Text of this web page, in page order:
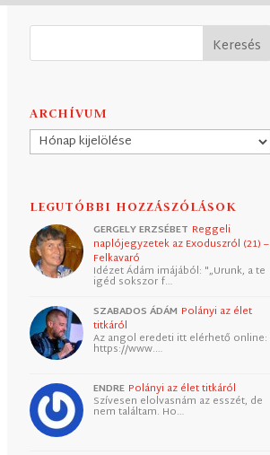
ARCHÍVUM
Archívum
LEGUTÓBBI HOZZÁSZÓLÁSOK
GERGELY ERZSÉBET Reggeli
naplójegyzetek az Exoduszról (21) –
Felkavaró
Idézet Ádám imájából: "„Urunk, a te
igéd sokszor f…
SZABADOS ÁDÁM Polányi az élet
titkáról
Az angol eredeti itt elérhető online:
https://www.…
ENDRE Polányi az élet titkáról
Szívesen elolvasnám az esszét, de
nem találtam. Ho…